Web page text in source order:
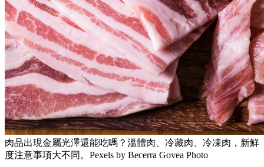
肉品出現金屬光澤還能吃嗎？溫體肉、冷藏肉、冷凍肉，新鮮
度注意事項大不同。Pexels by Becerra Govea Photo